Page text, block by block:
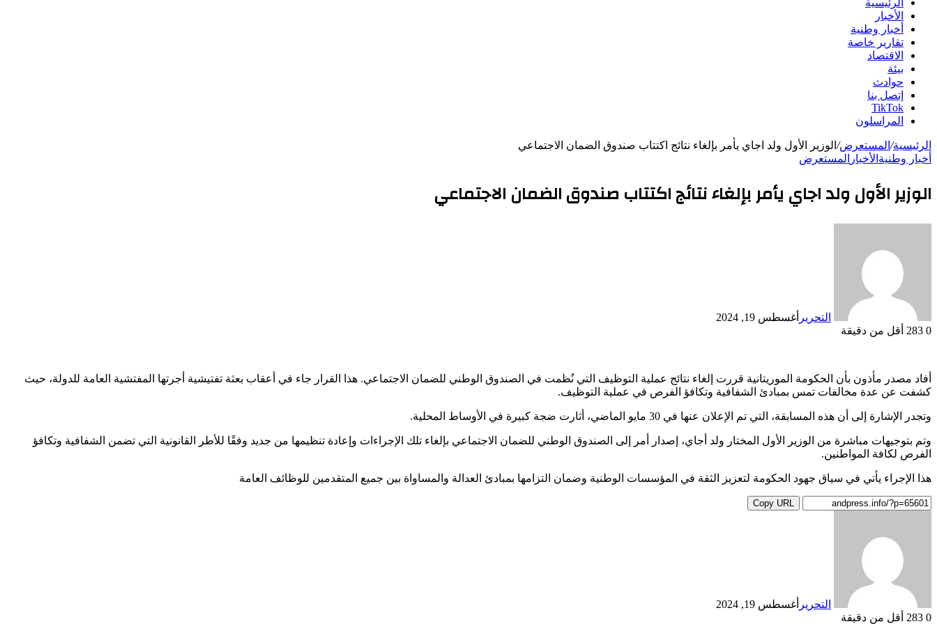
الرئيسية
الأخبار
أخبار وطنية
تقارير خاصة
الاقتصاد
بيئة
حوادث
إتصل بنا
TikTok
المراسلون
الرئيسية/ المستعرض/ الوزير الأول ولد اجاي يأمر بإلغاء نتائج اكتتاب صندوق الضمان الاجتماعي
أخبار وطنية الأخبار المستعرض
الوزير الأول ولد اجاي يأمر بإلغاء نتائج اكتتاب صندوق الضمان الاجتماعي
التحرير أغسطس 19, 2024
0
أقل من دقيقة
أفاد مصدر مأذون بأن الحكومة الموريتانية قررت إلغاء نتائج عملية التوظيف التي نُظمت في الصندوق الوطني للضمان الاجتماعي. هذا القرار جاء في أعقاب بعثة تفتيشية أجرتها المفتشية العامة للدولة، حيث
كشفت عن عدة مخالفات تمس بمبادئ الشفافية وتكافؤ الفرص في عملية التوظيف.
وتجدر الإشارة إلى أن هذه المسابقة، التي تم الإعلان عنها في 30 مايو الماضي، أثارت ضجة كبيرة في الأوساط المحلية.
وتم بتوجيهات مباشرة من الوزير الأول المختار ولد أجاي، إصدار أمر إلى الصندوق الوطني للضمان الاجتماعي بإلغاء تلك الإجراءات وإعادة تنظيمها من جديد وفقًا للأطر القانونية التي تضمن الشفافية وتكافؤ
الفرص لكافة المواطنين.
هذا الإجراء يأتي في سياق جهود الحكومة لتعزيز الثقة في المؤسسات الوطنية وضمان التزامها بمبادئ العدالة والمساواة بين جميع المتقدمين للوظائف العامة
Copy URL
التحرير أغسطس 19, 2024
0
أقل من دقيقة